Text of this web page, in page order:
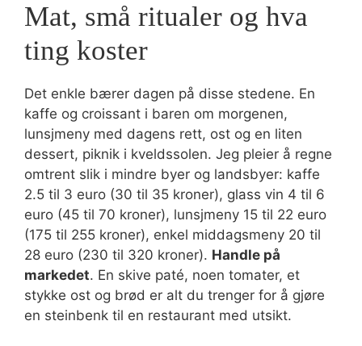
Mat, små ritualer og hva
ting koster
Det enkle bærer dagen på disse stedene. En
kaffe og croissant i baren om morgenen,
lunsjmeny med dagens rett, ost og en liten
dessert, piknik i kveldssolen. Jeg pleier å regne
omtrent slik i mindre byer og landsbyer: kaffe
2.5 til 3 euro (30 til 35 kroner), glass vin 4 til 6
euro (45 til 70 kroner), lunsjmeny 15 til 22 euro
(175 til 255 kroner), enkel middagsmeny 20 til
28 euro (230 til 320 kroner). Handle på
markedet. En skive paté, noen tomater, et
stykke ost og brød er alt du trenger for å gjøre
en steinbenk til en restaurant med utsikt.